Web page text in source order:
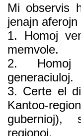
Mi observis
jenajn aferojn
1. Homoj
memvole.
2.
generaciuloj.
3. Certe el
Kantoo-
regionoj.